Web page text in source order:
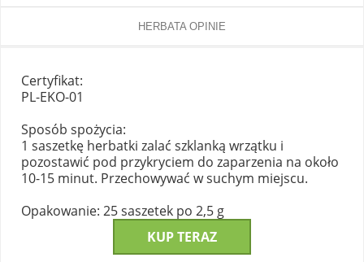
HERBATA OPINIE
Certyfikat:
PL-EKO-01
Sposób spożycia:
1 saszetkę herbatki zalać szklanką wrzątku i
pozostawić pod przykryciem do zaparzenia na około
10-15 minut. Przechowywać w suchym miejscu.
Opakowanie: 25 saszetek po 2,5 g
KUP TERAZ